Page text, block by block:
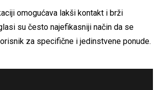
omogućava lakši kontakt i brži
su često najefikasniji način da se
za specifične i jedinstvene ponude.